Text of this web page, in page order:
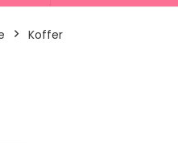
‎Koffer